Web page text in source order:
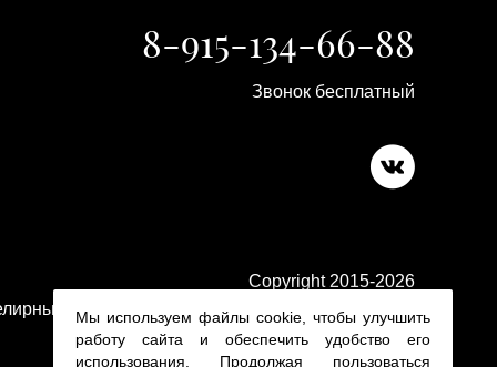
8-915-134-66-88
Звонок бесплатный
Copyright 2015-2026
изделия в ювелирном магазине Platina 24
Мы используем файлы cookie, чтобы улучшить
работу сайта и обеспечить удобство его
использования. Продолжая пользоваться